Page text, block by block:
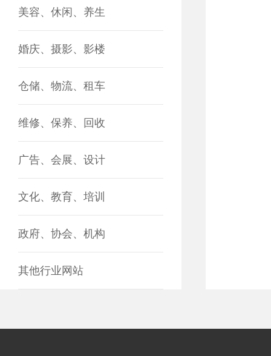
美容、休闲、养生
婚庆、摄影、影楼
仓储、物流、租车
维修、保养、回收
广告、会展、设计
文化、教育、培训
政府、协会、机构
其他行业网站